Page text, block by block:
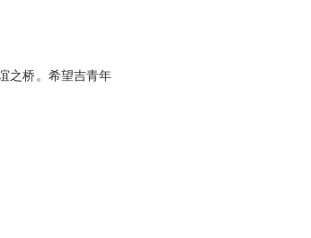
之桥。希望吉青年